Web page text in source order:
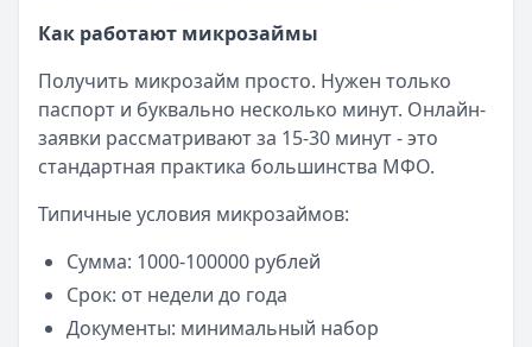
Как работают микрозаймы
Получить микрозайм просто. Нужен только
паспорт и буквально несколько минут. Онлайн-
заявки рассматривают за 15-30 минут - это
стандартная практика большинства МФО.
Типичные условия микрозаймов:
Сумма: 1000-100000 рублей
Срок: от недели до года
Документы: минимальный набор